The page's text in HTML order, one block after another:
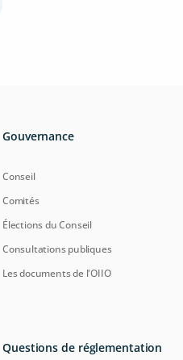
Gouvernance
Conseil
Comités
Élections du Conseil
Consultations publiques
Les documents de l'OIIO
Questions de réglementation